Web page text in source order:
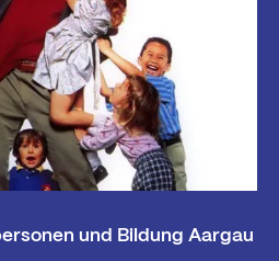
und Bildung Aargau